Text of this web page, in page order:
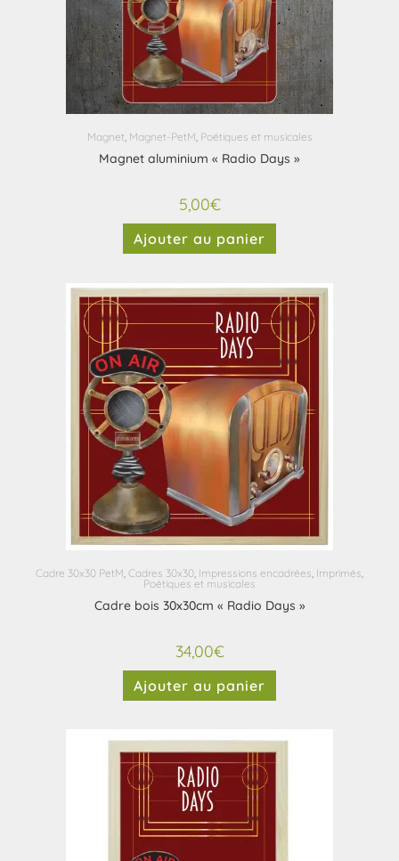
Magnet, Magnet-PetM, Poétiques et musicales
Magnet aluminium « Radio Days »
5,00€
Ajouter au panier
Cadre 30x30 PetM Cadres 30x30 Impressions encadrées Imprimés
Poétiques et musicales
Cadre bois 30x30cm « Radio Days »
34,00€
Ajouter au panier